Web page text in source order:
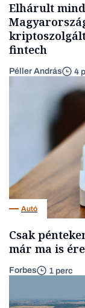
Elhárult
fintech
Péller András 4
Autó
Csak
már ma is
Forbes 1 perc